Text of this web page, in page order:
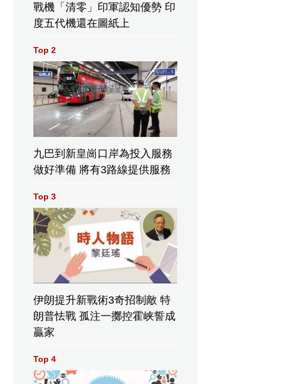
戰機「清零」印軍認知優勢 印
度五代機還在圖紙上
Top 2
九巴到新皇崗口岸為投入服務
做好準備 將有3路線提供服務
Top 3
伊朗提升新戰術3奇招制敵 特
朗普怯戰 孤注一擲控霍峡誓成
贏家
Top 4